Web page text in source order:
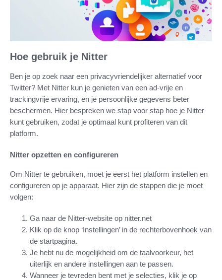
Hoe gebruik je Nitter
Ben je op zoek naar een privacyvriendelijker alternatief voor
Twitter? Met Nitter kun je genieten van een ad-vrije en
trackingvrije ervaring, en je persoonlijke gegevens beter
beschermen. Hier bespreken we stap voor stap hoe je Nitter
kunt gebruiken, zodat je optimaal kunt profiteren van dit
platform.
Nitter opzetten en configureren
Om Nitter te gebruiken, moet je eerst het platform instellen en
configureren op je apparaat. Hier zijn de stappen die je moet
volgen:
Ga naar de Nitter-website op nitter.net
Klik op de knop ‘Instellingen’ in de rechterbovenhoek van
de startpagina.
Je hebt nu de mogelijkheid om de taalvoorkeur, het
uiterlijk en andere instellingen aan te passen.
Wanneer je tevreden bent met je selecties, klik je op